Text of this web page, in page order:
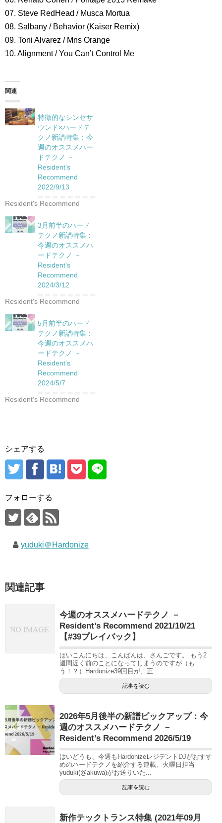
07. Steve RedHead / Musca Mortua
08. Salbany / Behavior (Kaiser Remix)
09. Toni Alvarez / Mns Orange
10. Alignment / You Can’t Control Me
関連
特徴的なシンセサ
ウンド×ハードテ
クノ新譜特集：今
週のオススメハー
ドテクノ －
Resident’s
Recommend
2022/9/13
Resident's Recommend
3月前半のハード
テクノ新譜特集：
今週のオススメハ
ードテクノ －
Resident’s
Recommend
2024/3/12
Resident's Recommend
5月前半のハード
テクノ新譜特集：
今週のオススメハ
ードテクノ －
Resident’s
Recommend
2024/5/7
Resident's Recommend
シェアする
フォローする
yuduki＠Hardonize
関連記事
今週のオススメハードテクノ －
Resident’s Recommend 2021/10/21
【#39プレイバック】
はいこんにちは、こんばんは、さんごです。 もう2
週間近く前のことになってしまうのですが（も
う！？）Hardonize39回目が、正...
記事を読む
2026年5月後半の新譜ピックアップ：今
週のオススメハードテクノ －
Resident’s Recommend 2026/5/19
はいどうも、今週もHardonizeレジデントDJがおすす
めのハードテクノを紹介する連載、火曜日担当
yuduki(@akuwa)がお送りいた...
記事を読む
新作テックトランス特集 (2021年09月